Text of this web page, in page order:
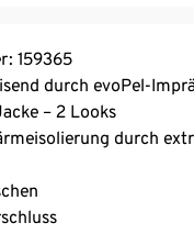
159365
durch evoPel-
– 2 Looks
durch